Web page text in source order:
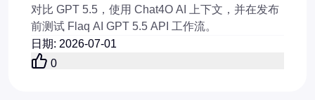
对比 GPT 5.5，使用 Chat4O AI 上下文，并在发布
前测试 Flaq AI GPT 5.5 API 工作流。
日期: 2026-07-01
0